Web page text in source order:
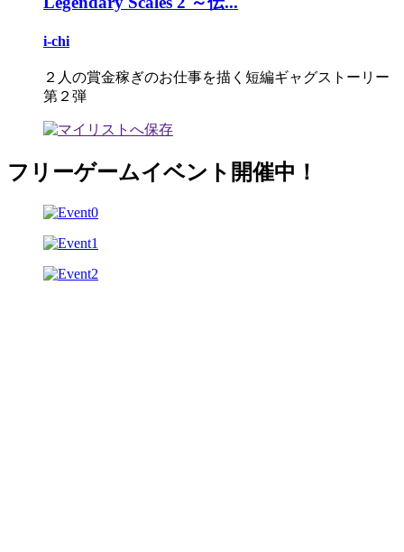
i-chi
２人の賞金稼ぎのお仕事を描く短編ギャグストーリー
第２弾
フリーゲームイベント開催中！